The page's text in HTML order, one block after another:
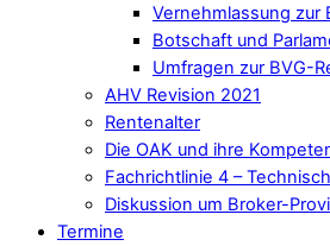
Vernehmlassung zur
Botschaft und
Umfragen zur BVG-
AHV Revision 2021
Rentenalter
Die OAK und ihre
Fachrichtlinie 4 –
Diskussion um Broker-
Termine